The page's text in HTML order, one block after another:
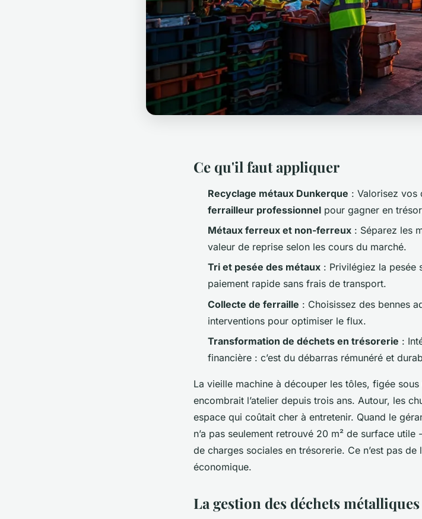
Ce qu'il faut appliquer
Recyclage métaux Dunkerque : Valorisez vos
ferrailleur professionnel pour gagner en
Métaux ferreux et non-ferreux : Séparez les
valeur de reprise selon les cours du marché.
Tri et pesée des métaux : Privilégiez la pesée
paiement rapide sans frais de transport.
Collecte de ferraille : Choisissez des bennes
interventions pour optimiser le flux.
Transformation de déchets en trésorerie :
financière : c’est du débarras rémunéré et
La vieille machine à découper les tôles, figée
encombrait l’atelier depuis trois ans. Autour, les
espace qui coûtait cher à entretenir. Quand le
n’a pas seulement retrouvé 20 m² de surface
de charges sociales en trésorerie. Ce n’est pas de
économique.
La gestion des déchets